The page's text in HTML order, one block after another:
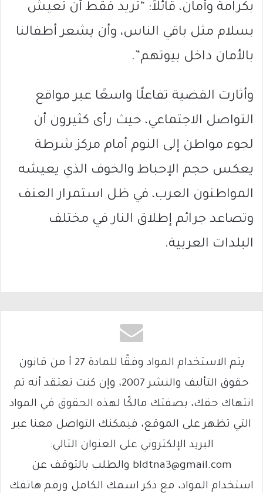
بكرامة وأمان، قائلاً: “نريد فقط أن نعيش
بسلام مثل باقي الناس، وأن يشعر أطفالنا
بالأمان داخل بيوتهم”.
وأثارت القضية تفاعلًا واسعًا عبر مواقع
التواصل الاجتماعي، حيث رأى كثيرون أن
لجوء مواطن إلى النوم أمام مركز شرطة
يعكس حجم الإحباط والخوف الذي يعيشه
المواطنون العرب، في ظل استمرار العنف
وتصاعد جرائم إطلاق النار في مختلف
البلدات العربية.
يتم الاستخدام المواد وفقًا للمادة 27 أ من قانون
حقوق التأليف والنشر 2007، وإن كنت تعتقد أنه تم
انتهاك حقك، بصفتك مالكًا لهذه الحقوق في المواد
التي تظهر على الموقع، فيمكنك التواصل معنا عبر
البريد الإلكتروني على العنوان التالي:
bldtna3@gmail.com والطلب بالتوقف عن
استخدام المواد، مع ذكر اسمك الكامل ورقم هاتفك